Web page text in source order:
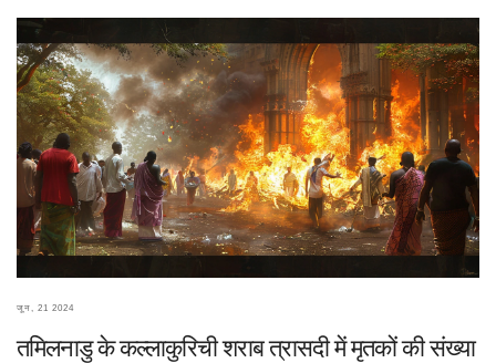
जून, 21 2024
तमिलनाडु के कल्लाकुरिची शराब त्रासदी में मृतकों की संख्या